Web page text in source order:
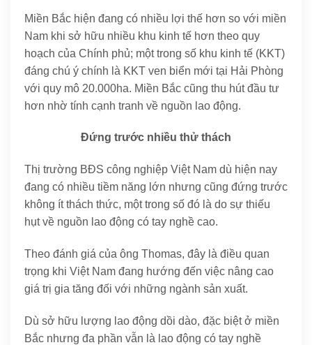
Miền Bắc hiện đang có nhiều lợi thế hơn so với miền
Nam khi sở hữu nhiều khu kinh tế hơn theo quy
hoạch của Chính phủ; một trong số khu kinh tế (KKT)
đáng chú ý chính là KKT ven biển mới tại Hải Phòng
với quy mô 20.000ha. Miền Bắc cũng thu hút đầu tư
hơn nhờ tính cạnh tranh về nguồn lao động.
Đứng trước nhiều thử thách
Thị trường BĐS công nghiệp Việt Nam dù hiện nay
đang có nhiều tiềm năng lớn nhưng cũng đứng trước
không ít thách thức, một trong số đó là do sự thiếu
hụt về nguồn lao động có tay nghề cao.
Theo đánh giá của ông Thomas, đây là điều quan
trọng khi Việt Nam đang hướng đến việc nâng cao
giá trị gia tăng đối với những ngành sản xuất.
Dù sở hữu lượng lao động dồi dào, đặc biệt ở miền
Bắc nhưng đa phần vẫn là lao động có tay nghề